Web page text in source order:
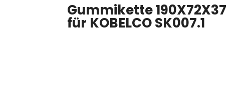
Gummikette 190X72X37
für KOBELCO SK007.1